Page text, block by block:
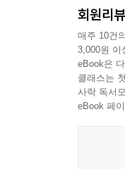
정신지
효과를
들을 정
이 꼬리
--- 「3장
이 증거
중증 지
때문만
철학 문
주변화된
여전히
권리중
목소리
- 이진희
지적장애
아니다.
경시하
회원리뷰
매주 10건
3,000원 이
eBook은
클래스는
사락 독서
eBook 페